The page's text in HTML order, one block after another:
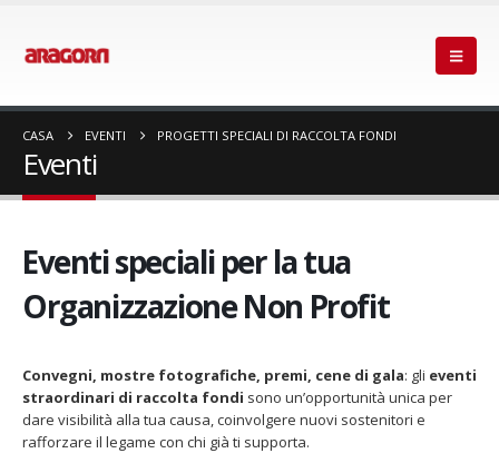
CASA EVENTI PROGETTI SPECIALI DI RACCOLTA FONDI
Eventi
Eventi speciali per la tua
Organizzazione Non Profit
Convegni, mostre fotografiche, premi, cene di gala: gli eventi
straordinari di raccolta fondi sono un’opportunità unica per
dare visibilità alla tua causa, coinvolgere nuovi sostenitori e
rafforzare il legame con chi già ti supporta.